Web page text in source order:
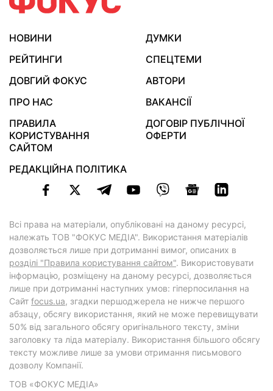
НОВИНИ
ДУМКИ
РЕЙТИНГИ
СПЕЦТЕМИ
ДОВГИЙ ФОКУС
АВТОРИ
ПРО НАС
ВАКАНСІЇ
ПРАВИЛА
КОРИСТУВАННЯ
САЙТОМ
ДОГОВІР ПУБЛІЧНОЇ
ОФЕРТИ
РЕДАКЦІЙНА ПОЛІТИКА
Всі права на матеріали, опубліковані на даному ресурсі,
належать ТОВ "ФОКУС МЕДІА". Використання матеріалів
дозволяється лише при дотриманні вимог, описаних в
розділі "Правила користування сайтом". Використовувати
інформацію, розміщену на даному ресурсі, дозволяється
лише при дотриманні наступних умов: гіперпосилання на
Cайт focus.ua, згадки першоджерела не нижче першого
абзацу, обсягу використання, який не може перевищувати
50% від загального обсягу оригінального тексту, зміни
заголовку та ліда матеріалу. Використання більшого обсягу
тексту можливе лише за умови отримання письмового
дозволу Компанії.
ТОВ «ФОКУС МЕДІА»